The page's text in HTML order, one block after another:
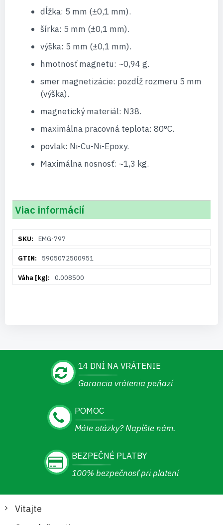
dĺžka: 5 mm (±0,1 mm).
šírka: 5 mm (±0,1 mm).
výška: 5 mm (±0,1 mm).
hmotnosť magnetu: ~0,94 g.
smer magnetizácie: pozdĺž rozmeru 5 mm
(výška).
magnetický materiál: N38.
maximálna pracovná teplota: 80°C.
povlak: Ni-Cu-Ni-Epoxy.
Maximálna nosnosť: ~1,3 kg.
Viac informácií
informáciíEMG-797
5905072500951
0.008500
14 DNÍ NA VRÁTENIE
Garancia vrátenia peňazí
POMOC
Máte otázky? Napíšte nám.
BEZPEČNÉ PLATBY
100% bezpečnosť pri platení
Vitajte